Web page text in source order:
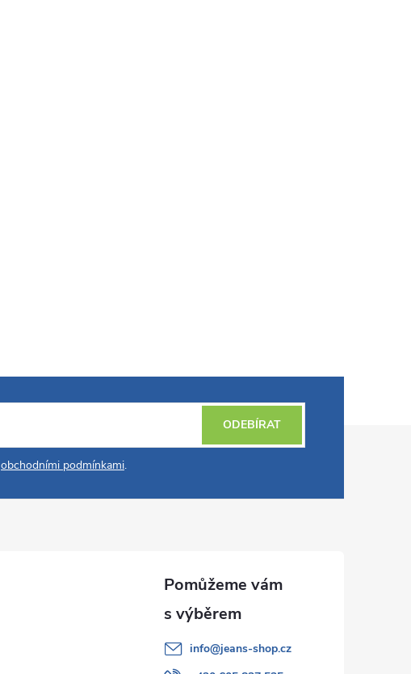
obchodními podmínkami.
ODEBÍRAT
info@jeans-shop.cz